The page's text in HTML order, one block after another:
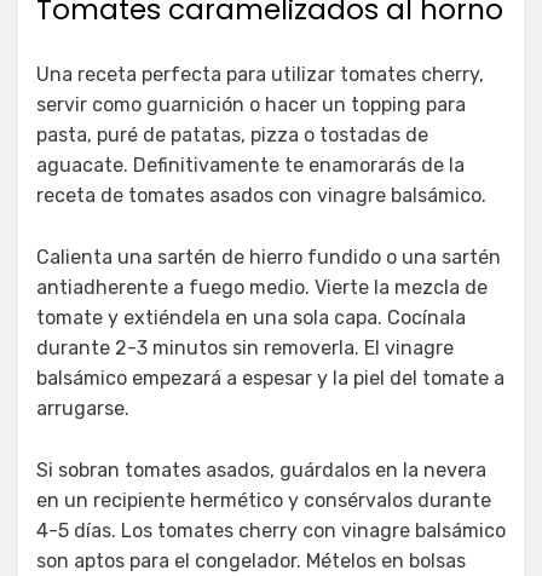
Tomates caramelizados al horno
Una receta perfecta para utilizar tomates cherry,
servir como guarnición o hacer un topping para
pasta, puré de patatas, pizza o tostadas de
aguacate. Definitivamente te enamorarás de la
receta de tomates asados con vinagre balsámico.
Calienta una sartén de hierro fundido o una sartén
antiadherente a fuego medio. Vierte la mezcla de
tomate y extiéndela en una sola capa. Cocínala
durante 2-3 minutos sin removerla. El vinagre
balsámico empezará a espesar y la piel del tomate a
arrugarse.
Si sobran tomates asados, guárdalos en la nevera
en un recipiente hermético y consérvalos durante
4-5 días. Los tomates cherry con vinagre balsámico
son aptos para el congelador. Mételos en bolsas